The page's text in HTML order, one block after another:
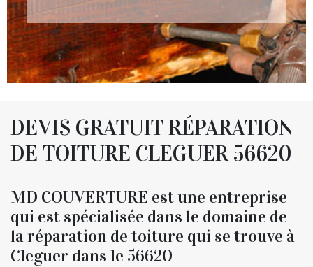
DEVIS GRATUIT RÉPARATION
DE TOITURE CLEGUER 56620
MD COUVERTURE est une entreprise
qui est spécialisée dans le domaine de
la réparation de toiture qui se trouve à
Cleguer dans le 56620